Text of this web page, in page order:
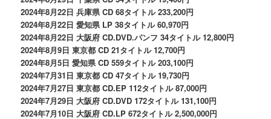
2024年8月22日 兵庫県 CD 68タイトル 233,200円
2024年8月22日 愛知県 LP 38タイトル 60,970円
2024年8月22日 大阪府 CD.DVD.パンフ 34タイトル 12,800円
2024年8月9日 東京都 CD 21タイトル 12,700円
2024年8月5日 愛知県 CD 559タイトル 203,100円
2024年7月31日 東京都 CD 47タイトル 19,730円
2024年7月27日 東京都 CD.EP 112タイトル 87,000円
2024年7月29日 大阪府 CD.DVD 172タイトル 131,100円
2024年7月10日 大阪府 CD.LP 672タイトル 2,500,000円